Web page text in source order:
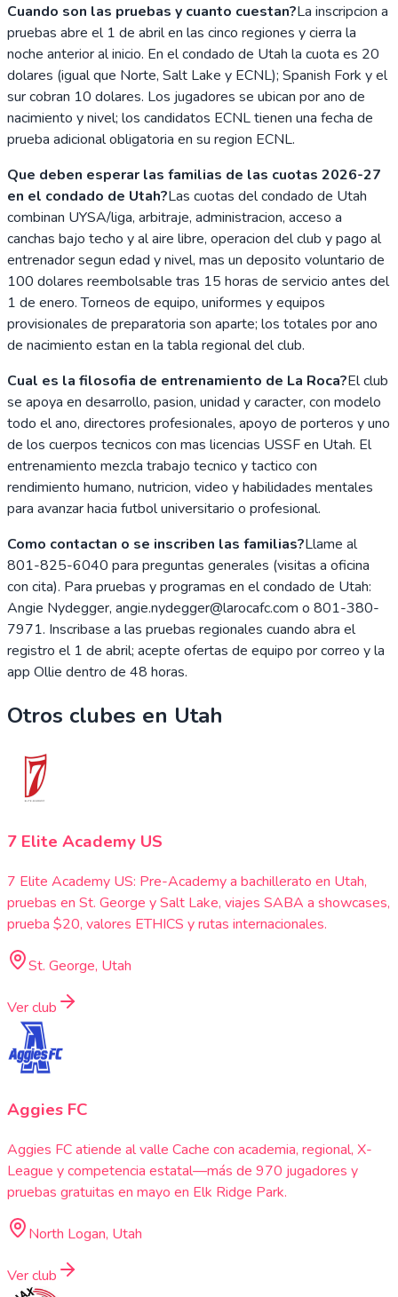
Cuando son las pruebas y cuanto cuestan?La inscripcion a
pruebas abre el 1 de abril en las cinco regiones y cierra la
noche anterior al inicio. En el condado de Utah la cuota es 20
dolares (igual que Norte, Salt Lake y ECNL); Spanish Fork y el
sur cobran 10 dolares. Los jugadores se ubican por ano de
nacimiento y nivel; los candidatos ECNL tienen una fecha de
prueba adicional obligatoria en su region ECNL.
Que deben esperar las familias de las cuotas 2026-27
en el condado de Utah?Las cuotas del condado de Utah
combinan UYSA/liga, arbitraje, administracion, acceso a
canchas bajo techo y al aire libre, operacion del club y pago al
entrenador segun edad y nivel, mas un deposito voluntario de
100 dolares reembolsable tras 15 horas de servicio antes del
1 de enero. Torneos de equipo, uniformes y equipos
provisionales de preparatoria son aparte; los totales por ano
de nacimiento estan en la tabla regional del club.
Cual es la filosofia de entrenamiento de La Roca?El club
se apoya en desarrollo, pasion, unidad y caracter, con modelo
todo el ano, directores profesionales, apoyo de porteros y uno
de los cuerpos tecnicos con mas licencias USSF en Utah. El
entrenamiento mezcla trabajo tecnico y tactico con
rendimiento humano, nutricion, video y habilidades mentales
para avanzar hacia futbol universitario o profesional.
Como contactan o se inscriben las familias?Llame al
801-825-6040 para preguntas generales (visitas a oficina
con cita). Para pruebas y programas en el condado de Utah:
Angie Nydegger, angie.nydegger@larocafc.com o 801-380-
7971. Inscribase a las pruebas regionales cuando abra el
registro el 1 de abril; acepte ofertas de equipo por correo y la
app Ollie dentro de 48 horas.
Otros clubes en Utah
7 Elite Academy US
7 Elite Academy US: Pre-Academy a bachillerato en Utah,
pruebas en St. George y Salt Lake, viajes SABA a showcases,
prueba $20, valores ETHICS y rutas internacionales.
St. George, Utah
Ver club
Aggies FC
Aggies FC atiende al valle Cache con academia, regional, X-
League y competencia estatal—más de 970 jugadores y
pruebas gratuitas en mayo en Elk Ridge Park.
North Logan, Utah
Ver club